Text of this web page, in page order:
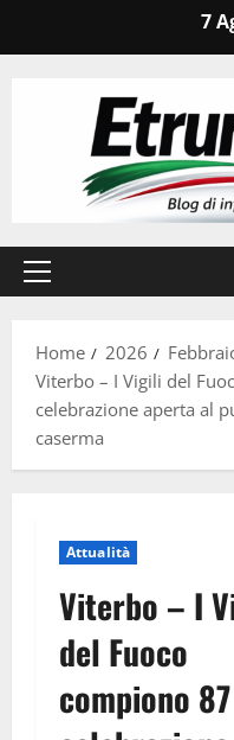
7
Menu
Home
2026
Viterbo – I Vigili del
celebrazione aperta al
caserma
Attualità
Viterbo – I
del Fuoco
compiono